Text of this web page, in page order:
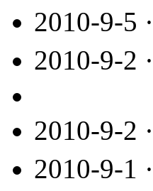
2010-9-5 ·
2010-9-2 ·
2010-9-2 ·
2010-9-1 ·